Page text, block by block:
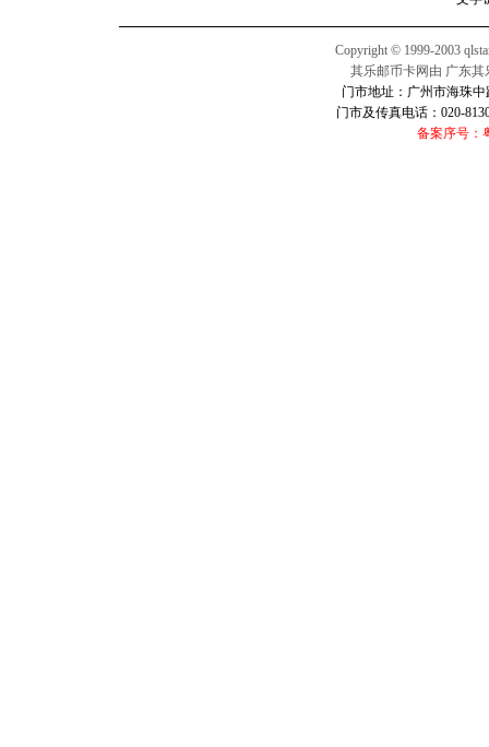
Copyright © 1999-2003
其乐邮币卡网由 广东
门市地址：广州市海珠
门市及传真电话：020-
备案序号：